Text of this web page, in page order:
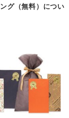
グ（無料）につい